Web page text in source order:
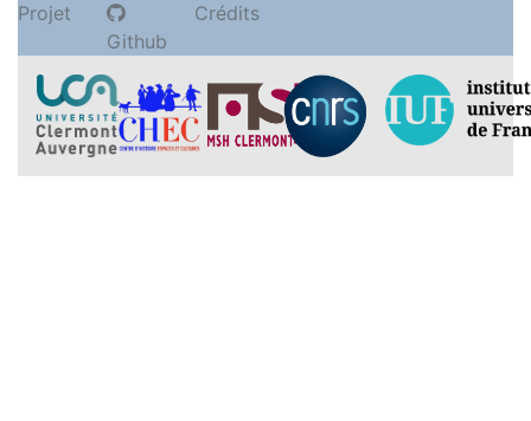
Projet
Github
Crédits